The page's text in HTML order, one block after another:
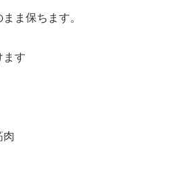
ま保ちます。
す
肉